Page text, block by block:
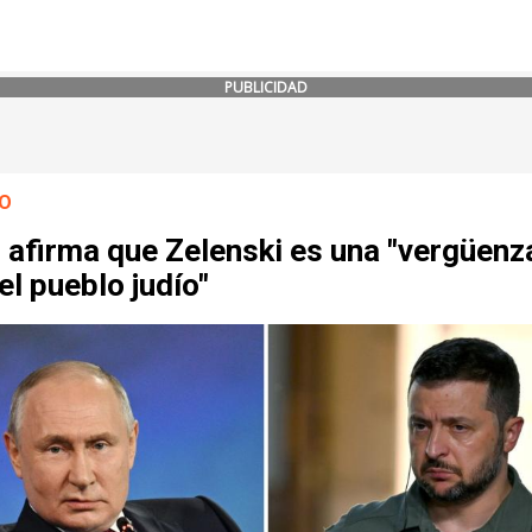
PUBLICIDAD
que Zelenski es una
pueblo judío"